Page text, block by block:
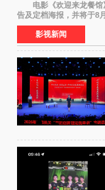
电影《欢迎来龙餐馆
告及定档海报，并将于8
食大片，影片讲述的是中
影视新闻